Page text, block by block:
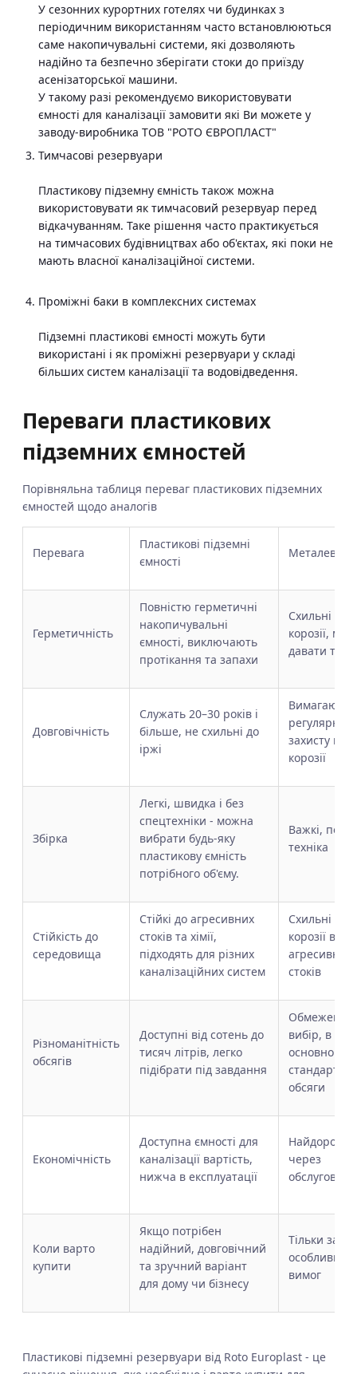
У сезонних курортних готелях чи будинках з
періодичним використанням часто встановлюються
саме накопичувальні системи, які дозволяють
надійно та безпечно зберігати стоки до приїзду
асенізаторської машини.
У такому разі рекомендуємо використовувати
ємності для каналізації замовити які Ви можете у
заводу-виробника ТОВ "РОТО ЄВРОПЛАСТ"
Тимчасові резервуари
Пластикову підземну ємність також можна
використовувати як тимчасовий резервуар перед
відкачуванням. Таке рішення часто практикується
на тимчасових будівництвах або об'єктах, які поки не
мають власної каналізаційної системи.
Проміжні баки в комплексних системах
Підземні пластикові ємності можуть бути
використані і як проміжні резервуари у складі
більших систем каналізації та водовідведення.
Переваги пластикових
підземних ємностей
Порівняльна таблиця переваг пластикових підземних
ємностей щодо аналогів
Перевага
Пластикові підземні
ємності
Металеві
Герметичність
Повністю герметичні
накопичувальні
ємності, виключають
протікання та запахи
Схильні до
корозії,
давати течії
Довговічність
Служать 20–30 років і
більше, не схильні до
іржі
Вимагають
регулярного
захисту від
корозії
Збірка
Легкі, швидка і без
спецтехніки - можна
вибрати будь-яку
пластикову ємність
потрібного об'єму.
Важкі,
техніка
Стійкість до
середовища
Стійкі до агресивних
стоків та хімії,
підходять для різних
каналізаційних систем
Схильні до
корозії від
агресивних
стоків
Різноманітність
обсягів
Доступні від сотень до
тисяч літрів, легко
підібрати під завдання
Обмежений
вибір, в
основному
стандартні
обсяги
Економічність
Доступна ємності для
каналізації вартість,
нижча в експлуатації
через
Коли варто
купити
Якщо потрібен
надійний, довговічний
та зручний варіант
для дому чи бізнесу
Тільки за
особливих
вимог
Пластикові підземні резервуари від Roto Europlast - це